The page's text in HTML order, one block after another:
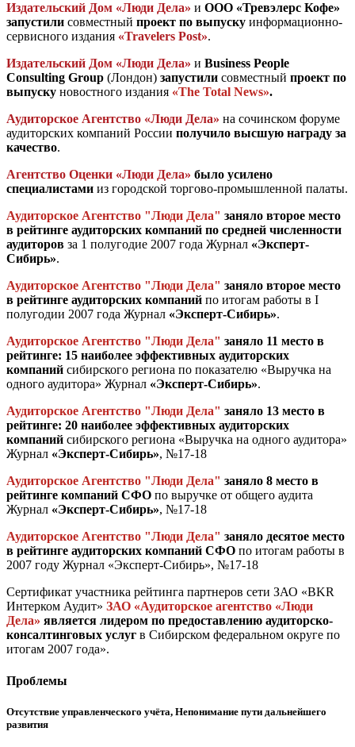
Издательский Дом «Люди Дела» и ООО «Тревэлерс Кофе»
запустили совместный проект по выпуску информационно-
сервисного издания «Travelers Post».
Издательский Дом «Люди Дела» и Business People
Consulting Group (Лондон) запустили совместный проект по
выпуску новостного издания «The Total News».
Аудиторское Агентство «Люди Дела» на сочинском форуме
аудиторских компаний России получило высшую награду за
качество.
Агентство Оценки «Люди Дела» было усилено
специалистами из городской торгово-промышленной палаты.
Аудиторское Агентство "Люди Дела" заняло второе место
в рейтинге аудиторских компаний по средней численности
аудиторов за 1 полугодие 2007 года Журнал «Эксперт-
Сибирь».
Аудиторское Агентство "Люди Дела" заняло второе место
в рейтинге аудиторских компаний по итогам работы в I
полугодии 2007 года Журнал «Эксперт-Сибирь».
Аудиторское Агентство "Люди Дела" заняло 11 место в
рейтинге: 15 наиболее эффективных аудиторских
компаний сибирского региона по показателю «Выручка на
одного аудитора» Журнал «Эксперт-Сибирь».
Аудиторское Агентство "Люди Дела" заняло 13 место в
рейтинге: 20 наиболее эффективных аудиторских
компаний сибирского региона «Выручка на одного аудитора»
Журнал «Эксперт-Сибирь», №17-18
Аудиторское Агентство "Люди Дела" заняло 8 место в
рейтинге компаний СФО по выручке от общего аудита
Журнал «Эксперт-Сибирь», №17-18
Аудиторское Агентство "Люди Дела" заняло десятое место
в рейтинге аудиторских компаний СФО по итогам работы в
2007 году Журнал «Эксперт-Сибирь», №17-18
Сертификат участника рейтинга партнеров сети ЗАО «BKR
Интерком Аудит» ЗАО «Аудиторское агентство «Люди
Дела» является лидером по предоставлению аудиторско-
консалтинговых услуг в Сибирском федеральном округе по
итогам 2007 года».
Проблемы
Отсутствие управленческого учёта, Непонимание пути дальнейшего
развития